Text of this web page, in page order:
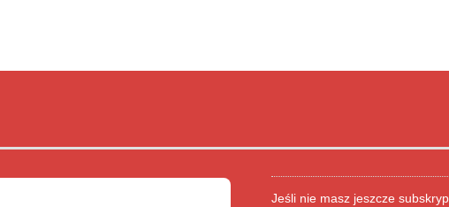
Jeśli nie masz jeszcze